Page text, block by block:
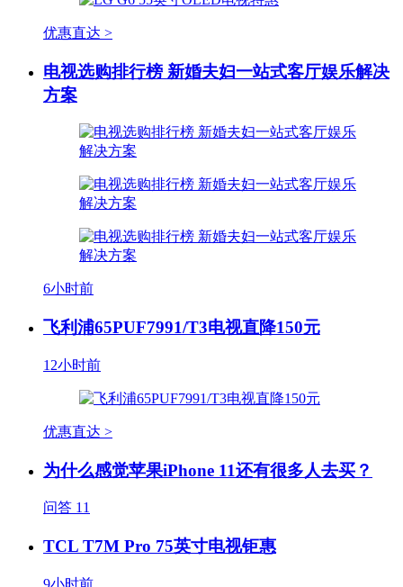
优惠直达 >
电视选购排行榜 新婚夫妇一站式客厅娱乐解决
方案
6小时前
飞利浦65PUF7991/T3电视直降150元
12小时前
优惠直达 >
为什么感觉苹果iPhone 11还有很多人去买？
问答 11
TCL T7M Pro 75英寸电视钜惠
9小时前